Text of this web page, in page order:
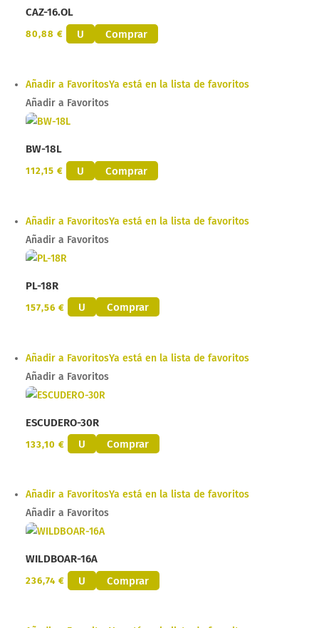
CAZ-16.OL
80,88€ U Comprar
Añadir a FavoritosYa está en la lista de favoritos
Añadir a Favoritos
BW-18L
112,15€ U Comprar
Añadir a FavoritosYa está en la lista de favoritos
Añadir a Favoritos
PL-18R
157,56€ U Comprar
Añadir a FavoritosYa está en la lista de favoritos
Añadir a Favoritos
ESCUDERO-30R
133,10€ U Comprar
Añadir a FavoritosYa está en la lista de favoritos
Añadir a Favoritos
WILDBOAR-16A
236,74€ U Comprar